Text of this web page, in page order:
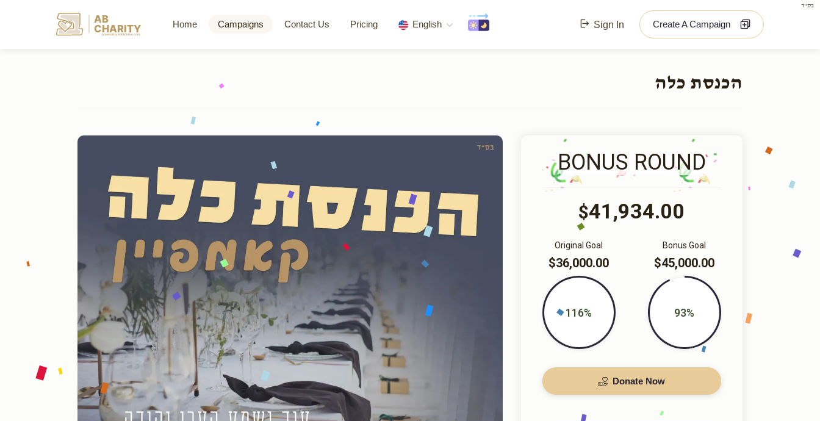
בס"ד
AB
CHARITY
powerd by ahblicklive.com
Home Campaigns Contact Us Pricing English Sign In Create A Campaign
הכנסת כלה
BONUS ROUND
$41,934.00
Bonus Goal
$45,000.00
93%
Original Goal
$36,000.00
116%
Donate Now